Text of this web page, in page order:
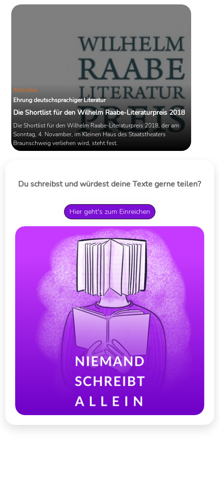
Aktuelles
Ehrung deutschsprachiger Literatur
Die Shortlist für den Wilhelm Raabe-Literaturpreis 2018
Die Shortlist für den Wilhelm Raabe-Literaturpreis 2018, der am
Sonntag, 4. Novamber, im Kleinen Haus des Staatstheaters
Braunschweig verliehen wird, steht fest.
Du schreibst und würdest deine Texte gerne teilen?
Hier geht's zum Einreichen